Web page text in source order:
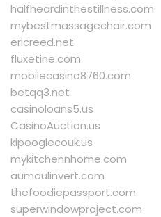
halfheardinthestillness.com
mybestmassagechair.com
ericreed.net
fluxetine.com
mobilecasino8760.com
betqq3.net
casinoloans5.us
CasinoAuction.us
kipooglecouk.us
mykitchennhome.com
aumoulinvert.com
thefoodiepassport.com
superwindowproject.com